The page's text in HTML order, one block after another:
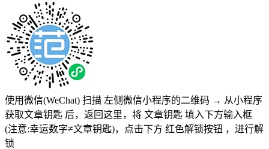
使用微信(WeChat) 扫描 左侧微信小程序的二维码 → 从小程序
获取文章钥匙 后，返回这里，将 文章钥匙 填入下方输入框
(注意:幸运数字≠文章钥匙)，点击下方 红色解锁按钮 ，进行解
锁